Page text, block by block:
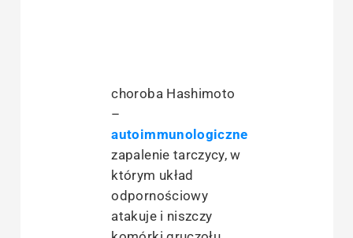
choroba Hashimoto
–
autoimmunologiczne
zapalenie tarczycy, w
którym układ
odpornościowy
atakuje i niszczy